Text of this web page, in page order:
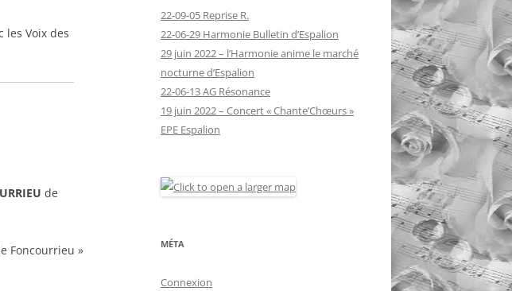
les Voix des
de
Foncourrieu »
22-09-05 Reprise R.
22-06-29 Harmonie Bulletin d’Espalion
29 juin 2022 – l’Harmonie anime le marché
nocturne d’Espalion
22-06-13 AG Résonance
19 juin 2022 – Concert « Chante’Chœurs »
EPE Espalion
MÉTA
Connexion